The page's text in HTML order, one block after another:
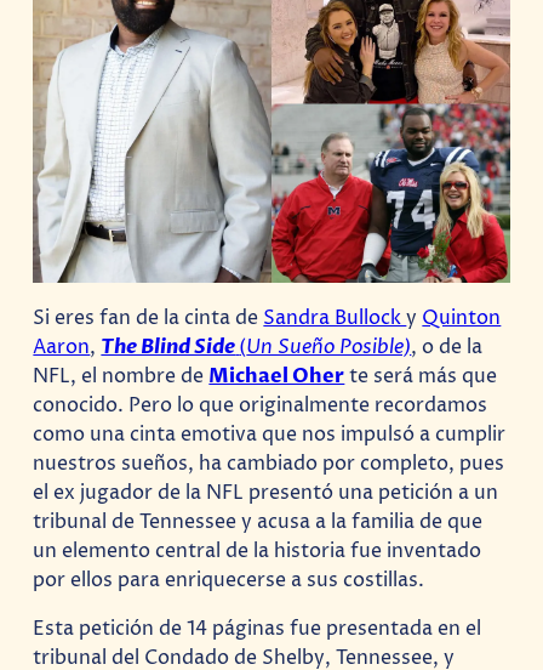
Si eres fan de la cinta de Sandra Bullocky Quinton
Aaron, The Blind Side(Un Sueño Posible), o de la
NFL, el nombre de Michael Oherte será más que
conocido. Pero lo que originalmente recordamos
como una cinta emotiva que nos impulsó a cumplir
nuestros sueños, ha cambiado por completo, pues
el ex jugador de la NFL presentó una petición a un
tribunal de Tennessee y acusa a la familia de que
un elemento central de la historia fue inventado
por ellos para enriquecerse a sus costillas.
Esta petición de 14 páginas fue presentada en el
tribunal del Condado de Shelby, Tennessee, y